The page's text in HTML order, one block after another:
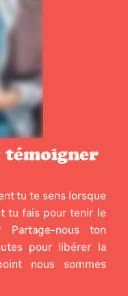
témoigner
tu te sens lorsque
tu fais pour tenir le
nous ton
pour libérer la
nous sommes